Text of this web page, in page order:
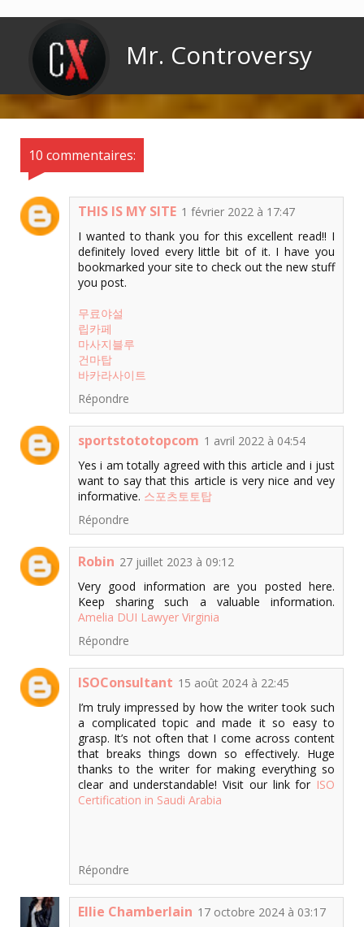
Mr. Controversy
10 commentaires:
THIS IS MY SITE 1 février 2022 à 17:47
I wanted to thank you for this excellent read!! I
definitely loved every little bit of it. I have you
bookmarked your site to check out the new stuff
you post.
무료야설
립카페
마사지블루
건마탑
바카라사이트
Répondre
sportstototopcom 1 avril 2022 à 04:54
Yes i am totally agreed with this article and i just
want to say that this article is very nice and vey
informative. 스포츠토토탑
Répondre
Robin 27 juillet 2023 à 09:12
Very good information are you posted here.
Keep sharing such a valuable information.
Amelia DUI Lawyer Virginia
Répondre
ISOConsultant 15 août 2024 à 22:45
I’m truly impressed by how the writer took such
a complicated topic and made it so easy to
grasp. It’s not often that I come across content
that breaks things down so effectively. Huge
thanks to the writer for making everything so
clear and understandable! Visit our link for ISO
Certification in Saudi Arabia
Répondre
Ellie Chamberlain 17 octobre 2024 à 03:17